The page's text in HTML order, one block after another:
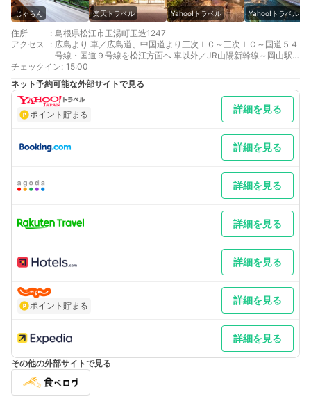
じゃらん 楽天トラベル Yahoo!トラベル Yahoo!トラベル
住所 : 島根県松江市玉湯町玉造1247
アクセス
: 広島より 車／広島道、中国道より三次ＩＣ～三次ＩＣ～国道５４
号線・国道９号線を松江方面へ 車以外／JR山陽新幹線～岡山駅
乗換～伯備線～山陰本線玉造温泉駅下車
大阪より 車／中国道・米子道・山陰自動車道～松江玉造ＩＣ～国
道９号線を出雲方面へ、２つ目の信号を左折して２km 車以外／
JR山陽新幹線岡山駅乗換～伯備線～JR山陰本線玉造温泉駅下車
最寄り駅１ 玉造温泉
補足 車／駐車場は川向です。玉湯川左手を通行ください。高速道
路の下を通過後、約100ｍ左手です。※GoogleMapで「玉造温
泉 RYOKAN OQOQ駐車場」とお調べください。駐車場から旅
館まで約70ｍです。玄関前はスペースがございません。一方通行
チェックイン: 15:00
ネット予約可能な外部サイトで見る
ポイント貯まる 詳細を見る
詳細を見る
詳細を見る
詳細を見る
詳細を見る
ポイント貯まる 詳細を見る
詳細を見る
その他の外部サイトで見る